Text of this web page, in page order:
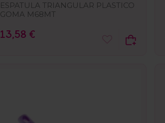
ESPATULA TRIANGULAR PLASTICO
GOMA M68MT
13,58 €